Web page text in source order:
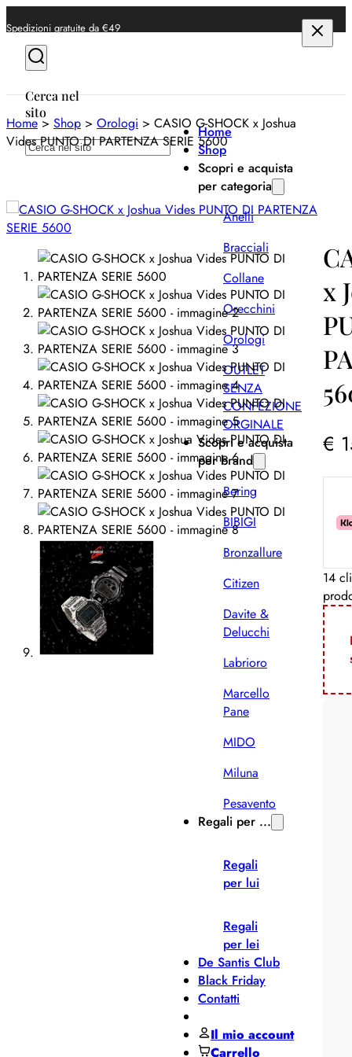
Spedizioni gratuite da €49
Cerca nel
sito
Cerca
Home
Shop
Scopri e acquista
per categoria
Anelli
Bracciali
Collane
Orecchini
Orologi
OUTLET
SENZA
CONFEZIONE
ORGINALE
Scopri e acquista
per brand
Bering
BIBIGI
Bronzallure
Citizen
Davite &
Delucchi
Labrioro
Marcello
Pane
MIDO
Miluna
Pesavento
Regali per ...
Regali
per lui
Regali
per lei
De Santis Club
Black Friday
Contatti
Il mio account
Carrello
Home> Shop > Orologi > CASIO G-SHOCK x Joshua
Vides PUNTO DI PARTENZA SERIE 5600
x
€
14